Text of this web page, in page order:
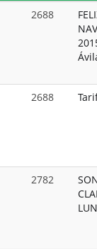
2688
2688
2782